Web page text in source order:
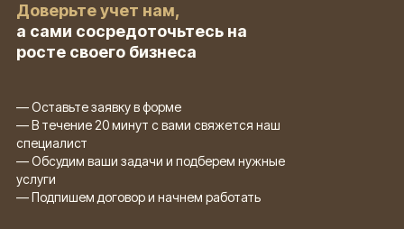
Доверьте учет нам,
а сами сосредоточьтесь на
росте своего бизнеса
— Оставьте заявку в форме
— В течение 20 минут с вами свяжется наш
специалист
— Обсудим ваши задачи и подберем нужные
услуги
— Подпишем договор и начнем работать